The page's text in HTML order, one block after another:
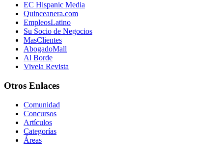
EC Hispanic Media
Quinceanera.com
EmpleosLatino
Su Socio de Negocios
MasClientes
AbogadoMall
Al Borde
Vivela Revista
Otros Enlaces
Comunidad
Concursos
Artículos
Categorías
Áreas